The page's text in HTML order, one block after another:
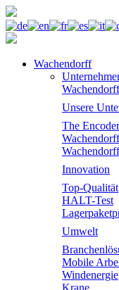
Wachendorff
Unsere
The
Innovation
Top-Qualität
HALT-Test
Umwelt
Mobile
Windenergie
Krane